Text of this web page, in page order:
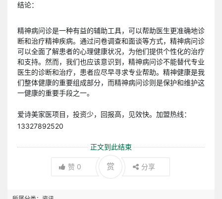
结论：
精神病问诊是一种有益的辅助工具，可以帮助医生更准确地诊
断和治疗精神疾病。通过问卷调查和面谈等方式，精神病问诊
可以全面了解患者的心理健康状况，为他们提供个性化的治疗
和支持。然而，我们也应该意识到，精神病问诊不能替代专业
医生的诊断和治疗，患者应尽早寻求专业帮助。精神健康是我
们整体健康的重要组成部分，而精神病问诊则是保护和维护这
一健康的重要手段之一。
爱诗美家医项目，投资少，回报高，见效快。加盟热线：
13327892520
正文到此结束
赞 0 赏 分享